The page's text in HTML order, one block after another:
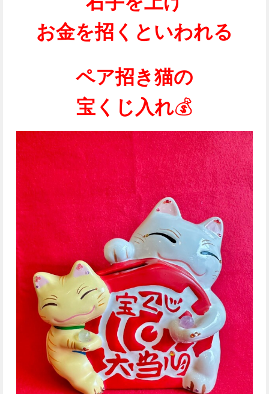
お金を招くといわれる
ペア招き猫の
宝くじ入れ💰